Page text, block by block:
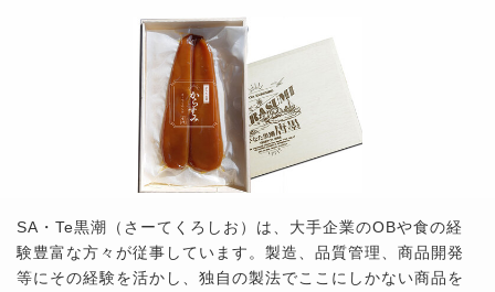
SA・Te黒潮（さーてくろしお）は、大手企業のOBや食の経
験豊富な方々が従事しています。製造、品質管理、商品開発
等にその経験を活かし、独自の製法でここにしかない商品を